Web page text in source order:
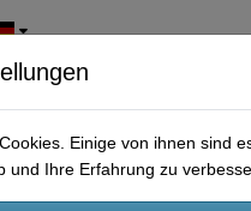
Einige von ihnen sind
und Ihre Erfahrung zu